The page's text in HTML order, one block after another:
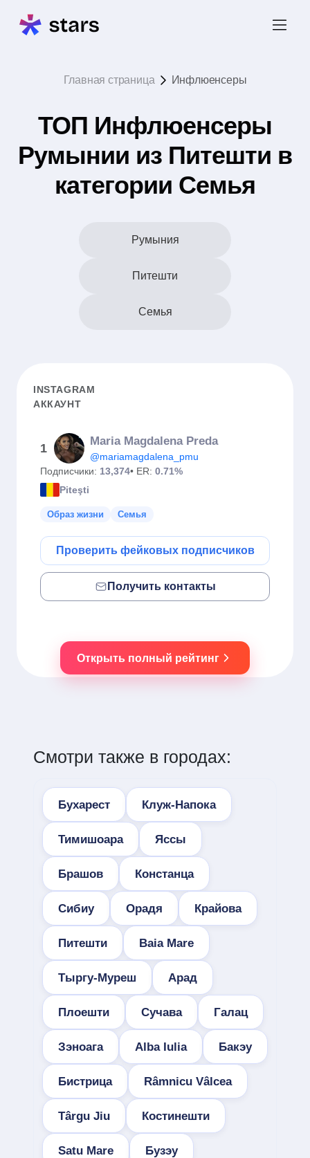
Главная страница Инфлюенсеры
ТОП Инфлюенсеры
Румынии из Питешти в
категории Семья
Румыния
Питешти
Семья
INSTAGRAM
АККАУНТ
1
Maria Magdalena Preda
@mariamagdalena_pmu
Подписчики: 13,374• ER: 0.71%
Piteşti
Образ жизни Семья
Проверить фейковых подписчиков
Получить контакты
Открыть полный рейтинг
Смотри также в городах:
Бухарест Клуж-Напока
Тимишоара Яссы
Брашов Констанца
Сибиу Орадя Крайова
Питешти Baia Mare
Тыргу-Муреш Арад
Плоешти Сучава Галац
Зэноага Alba Iulia Бакэу
Бистрица Râmnicu Vâlcea
Târgu Jiu Костинешти
Satu Mare Бузэу